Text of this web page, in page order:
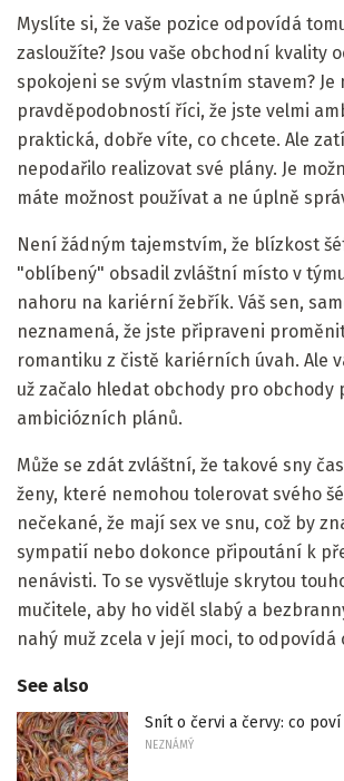
Myslíte si, že vaše pozice odpovídá
zasloužíte? Jsou vaše obchodní kvality
spokojeni se svým vlastním stavem? Je
pravděpodobností říci, že jste velmi
praktická, dobře víte, co chcete. Ale
nepodařilo realizovat své plány. Je
máte možnost používat a ne úplně
Není žádným tajemstvím, že blízkost
"oblíbený" obsadil zvláštní místo v
nahoru na kariérní žebřík. Váš sen,
neznamená, že jste připraveni
romantiku z čistě kariérních úvah. Ale
už začalo hledat obchody pro obchody
ambiciózních plánů.
Může se zdát zvláštní, že takové sny
ženy, které nemohou tolerovat svého
nečekané, že mají sex ve snu, což by
sympatií nebo dokonce připoutání k
nenávisti. To se vysvětluje skrytou
mučitele, aby ho viděl slabý a
nahý muž zcela v její moci, to odpovídá
See also
Snít o červi a červy: co poví
NEZNÁMÝ